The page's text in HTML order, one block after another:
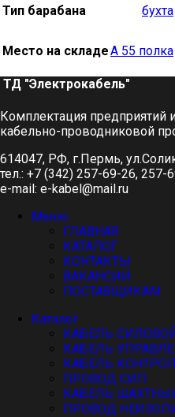
Тип барабана бухта
Место на складеА 55 полка
ТД "Электрокабель"​
Комплектация предприятий
кабельно-проводниковой
614047, РФ, г.Пермь,
тел.: +7 (342) 257-69-26, 257-
e-mail: e-kabel@mail.ru
Меню
ГЛАВНАЯ
КАТАЛОГ
КОНТАКТЫ
ВАКАНСИИ
ПОСТАВЩИКАМ
Каталог
КАБЕЛЬ
КАБЕЛЬ
КАБЕЛЬ
ПРОВОД СИП
КАБЕЛЬ
ПРОВОД